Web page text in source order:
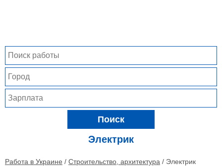
Поиск
Электрик
Работа в Украине / Строительство, архитектура / Электрик